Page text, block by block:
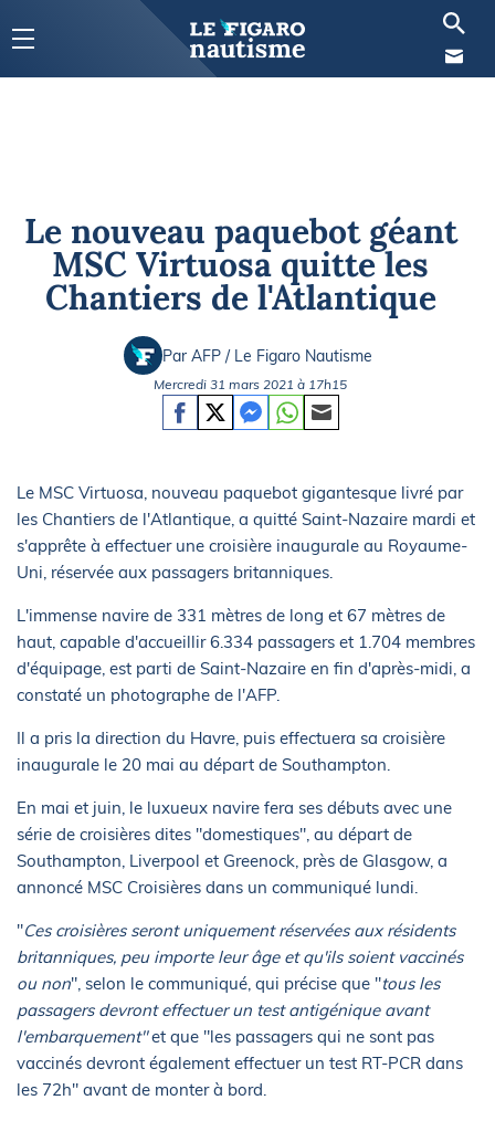
Le nouveau paquebot géant
MSC Virtuosa quitte les
Chantiers de l'Atlantique
Par AFP / Le Figaro Nautisme
Mercredi 31 mars 2021 à 17h15
Le MSC Virtuosa, nouveau paquebot gigantesque livré par
les Chantiers de l'Atlantique, a quitté Saint-Nazaire mardi et
s'apprête à effectuer une croisière inaugurale au Royaume-
Uni, réservée aux passagers britanniques.
L'immense navire de 331 mètres de long et 67 mètres de
haut, capable d'accueillir 6.334 passagers et 1.704 membres
d'équipage, est parti de Saint-Nazaire en fin d'après-midi, a
constaté un photographe de l'AFP.
Il a pris la direction du Havre, puis effectuera sa croisière
inaugurale le 20 mai au départ de Southampton.
En mai et juin, le luxueux navire fera ses débuts avec une
série de croisières dites "domestiques", au départ de
Southampton, Liverpool et Greenock, près de Glasgow, a
annoncé MSC Croisières dans un communiqué lundi.
"Ces croisières seront uniquement réservées aux résidents
britanniques, peu importe leur âge et qu'ils soient vaccinés
ou non", selon le communiqué, qui précise que "tous les
passagers devront effectuer un test antigénique avant
l'embarquement"et que "les passagers qui ne sont pas
vaccinés devront également effectuer un test RT-PCR dans
les 72h" avant de monter à bord.